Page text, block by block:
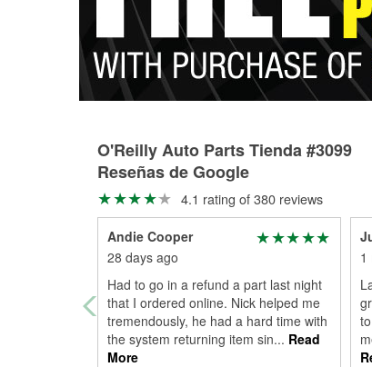
O'Reilly Auto Parts Tienda #3099
Reseñas de Google
4.1 rating of 380 reviews
Andie Cooper
28 days ago
Had to go in a refund a part last night
that I ordered online. Nick helped me
tremendously, he had a hard time with
the system returning item sin... Read
More
1